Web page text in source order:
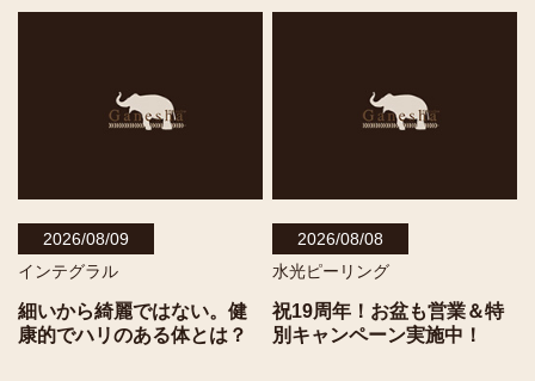
2026/08/09
インテグラル
細いから綺麗ではない。健
康的でハリのある体とは？
2026/08/08
水光ピーリング
祝19周年！お盆も営業＆特
別キャンペーン実施中！